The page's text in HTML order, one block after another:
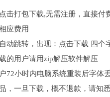
击打包下载,无需注册，直接付
应费用
动跳转，出现：点击下载 四个
的用户请用zip解压软件解压
72小时内电脑系统重装后字体
，一旦下载，概不退款，请知悉